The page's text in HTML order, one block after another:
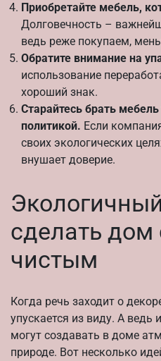
Приобретайте мебель,
Долговечность –
ведь реже покупаем,
Обратите внимание на
использование
хороший знак.
Старайтесь брать
политикой. Если
своих экологических
внушает доверие.
сделать
чистым
Когда речь заходит о
упускается из виду. А ведь
могут создавать в доме
природе. Вот несколько